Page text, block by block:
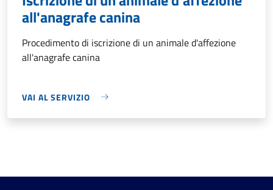
all'anagrafe canina
Procedimento di iscrizione di un animale d'affezione
all'anagrafe canina
VAI AL SERVIZIO